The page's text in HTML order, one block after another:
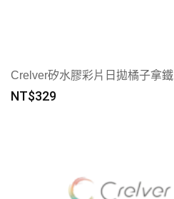
Crelver矽水膠彩片日拋橘子拿鐵
NT$329